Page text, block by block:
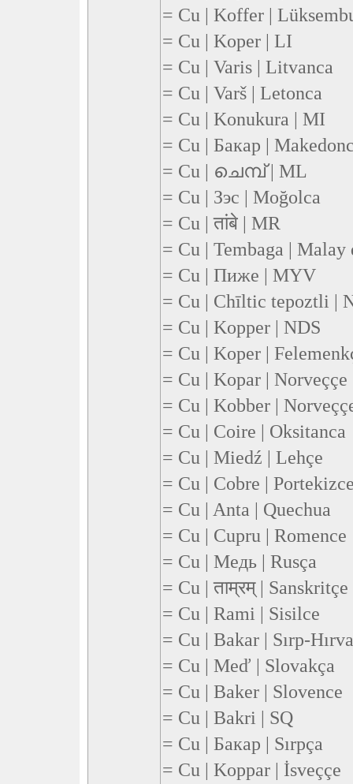
= Cu | Koffer |
= Cu | Koper | LI
= Cu | Varis | Litvanca
= Cu | Varš | Letonca
= Cu | Konukura | MI
= Cu | Бакар |
= Cu | ചെമ്പ് | ML
= Cu | Зэс | Moğolca
= Cu | तांबे | MR
= Cu | Tembaga |
= Cu | Пиже | MYV
= Cu | Chīltic tepoztli |
= Cu | Kopper | NDS
= Cu | Koper |
= Cu | Kopar | Norveççe
= Cu | Kobber |
= Cu | Coire | Oksitanca
= Cu | Miedź | Lehçe
= Cu | Cobre |
= Cu | Anta | Quechua
= Cu | Cupru | Romence
= Cu | Медь | Rusça
= Cu | ताम्रम् | Sanskritçe
= Cu | Rami | Sisilce
= Cu | Bakar | Sırp-
= Cu | Meď | Slovakça
= Cu | Baker | Slovence
= Cu | Bakri | SQ
= Cu | Бакар | Sırpça
= Cu | Koppar | İsveççe